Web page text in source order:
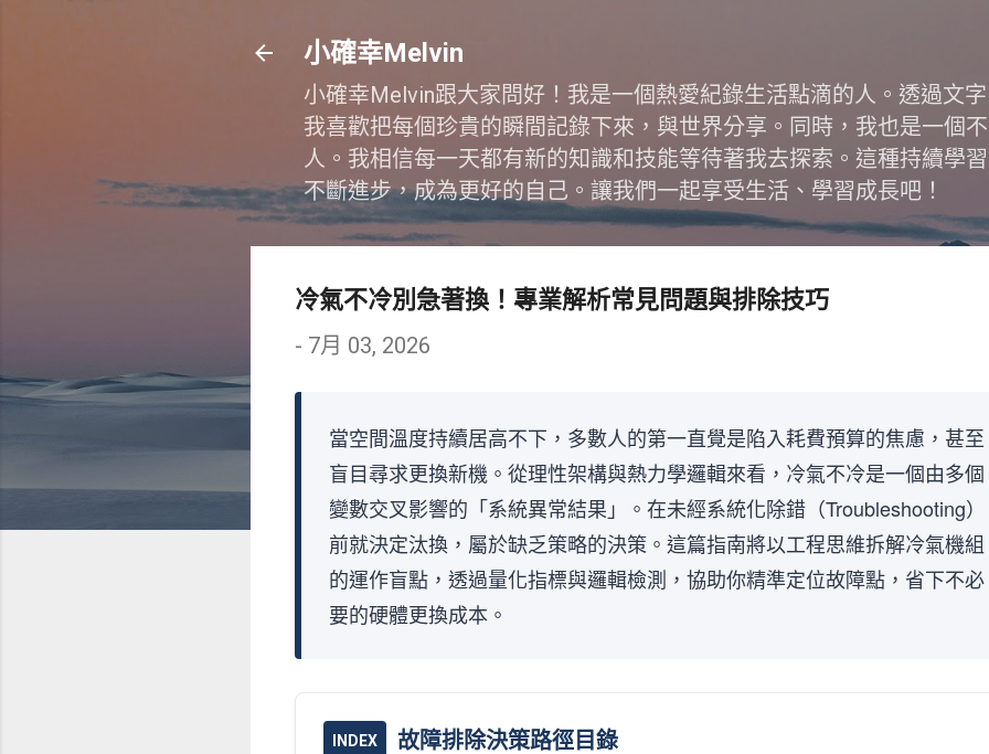
小確幸Melvin
小確幸Melvin跟大家問好！我是一個熱愛紀錄生活點滴的人。透過文
我喜歡把每個珍貴的瞬間記錄下來，與世界分享。同時，我也是一個
人。我相信每一天都有新的知識和技能等待著我去探索。這種持續學
不斷進步，成為更好的自己。讓我們一起享受生活、學習成長吧！
冷氣不冷別急著換！專業解析常見問題與排除技巧
- 7月 03, 2026
當空間溫度持續居高不下，多數人的第一直覺是陷入耗費預算的焦慮，甚至
盲目尋求更換新機。從理性架構與熱力學邏輯來看，冷氣不冷是一個由多個
變數交叉影響的「系統異常結果」。在未經系統化除錯（Troubleshooting）
前就決定汰換，屬於缺乏策略的決策。這篇指南將以工程思維拆解冷氣機組
的運作盲點，透過量化指標與邏輯檢測，協助你精準定位故障點，省下不必
要的硬體更換成本。
INDEX 故障排除決策路徑目錄